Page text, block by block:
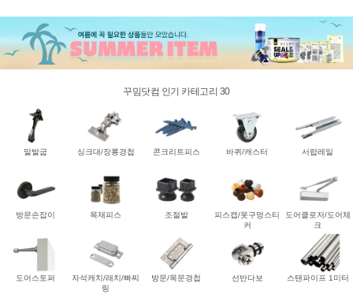
꾸밈닷컴 인기 카테고리 30
말발굽 싱크대/장롱경첩 콘크리트피스 바퀴/캐스터 서랍레일
방문손잡이 목재피스 조절발
피스캡/못구멍스티
커
도어클로저/도어체
크
도어스토퍼
자석캐치/래치/빠찌
링
방문/목문경첩 선반다보 스탠파이프 1미터